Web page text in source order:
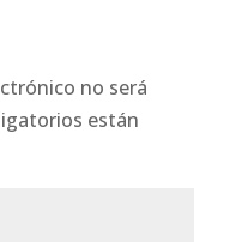
no será
están